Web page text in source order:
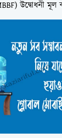
উদ্বোধনী মূল